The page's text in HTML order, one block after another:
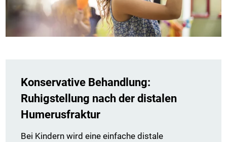
Konservative Behandlung:
Ruhigstellung nach der distalen
Humerusfraktur
Bei Kindern wird eine einfache distale